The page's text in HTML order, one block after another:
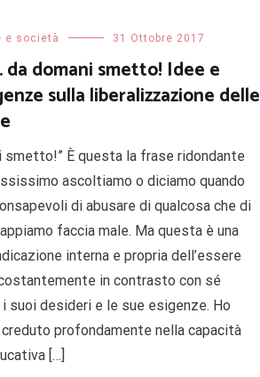
e società 31 Ottobre 2017
da domani smetto! Idee e
sulla liberalizzazione delle
smetto!” È questa la frase ridondante
ascoltiamo o diciamo quando
di abusare di qualcosa che di
faccia male. Ma questa è una
interna e propria dell’essere
in contrasto con sé
suoi desideri e le sue esigenze. Ho
profondamente nella capacità
[…]